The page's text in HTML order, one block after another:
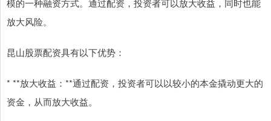
模的一种融资方式。通过配资，投资者可以放大收益，同时也能
放大风险。
昆山股票配资具有以下优势：
* **放大收益：**通过配资，投资者可以以较小的本金撬动更大的
资金，从而放大收益。